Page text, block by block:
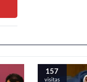
157
visitas